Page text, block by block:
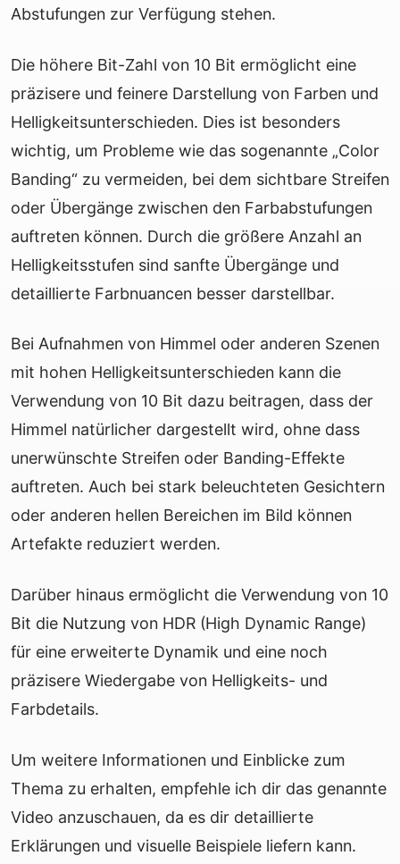
Abstufungen zur Verfügung stehen.
Die höhere Bit-Zahl von 10 Bit ermöglicht eine
präzisere und feinere Darstellung von Farben und
Helligkeitsunterschieden. Dies ist besonders
wichtig, um Probleme wie das sogenannte „Color
Banding“ zu vermeiden, bei dem sichtbare Streifen
oder Übergänge zwischen den Farbabstufungen
auftreten können. Durch die größere Anzahl an
Helligkeitsstufen sind sanfte Übergänge und
detaillierte Farbnuancen besser darstellbar.
Bei Aufnahmen von Himmel oder anderen Szenen
mit hohen Helligkeitsunterschieden kann die
Verwendung von 10 Bit dazu beitragen, dass der
Himmel natürlicher dargestellt wird, ohne dass
unerwünschte Streifen oder Banding-Effekte
auftreten. Auch bei stark beleuchteten Gesichtern
oder anderen hellen Bereichen im Bild können
Artefakte reduziert werden.
Darüber hinaus ermöglicht die Verwendung von 10
Bit die Nutzung von HDR (High Dynamic Range)
für eine erweiterte Dynamik und eine noch
präzisere Wiedergabe von Helligkeits- und
Farbdetails.
Um weitere Informationen und Einblicke zum
Thema zu erhalten, empfehle ich dir das genannte
Video anzuschauen, da es dir detaillierte
Erklärungen und visuelle Beispiele liefern kann.